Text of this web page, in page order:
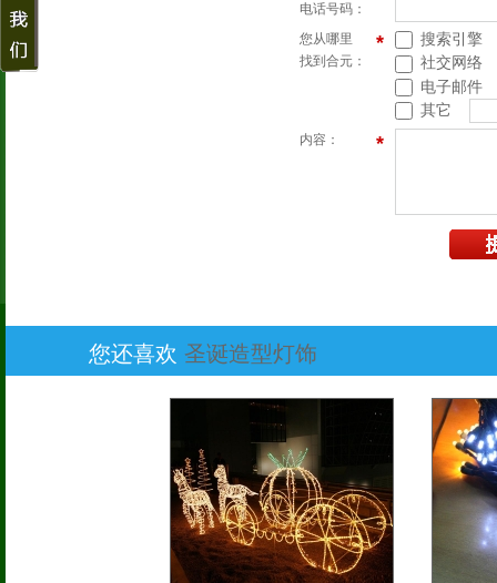
电话号码：
您从哪里
*
找到合元：
搜索引擎
社交网络
电子邮件
其它
内容： *
您还喜欢 圣诞造型灯饰